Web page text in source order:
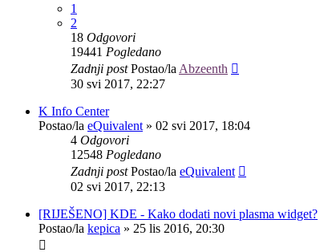
1
2
18 Odgovori
19441 Pogledano
Zadnji postPostao/la Abzeenth
30 svi 2017, 22:27
K Info Center
Postao/la eQuivalent » 02 svi 2017, 18:04
4 Odgovori
12548 Pogledano
Zadnji postPostao/la eQuivalent
02 svi 2017, 22:13
[RIJEŠENO] KDE - Kako dodati novi plasma widget?
Postao/la kepica » 25 lis 2016, 20:30